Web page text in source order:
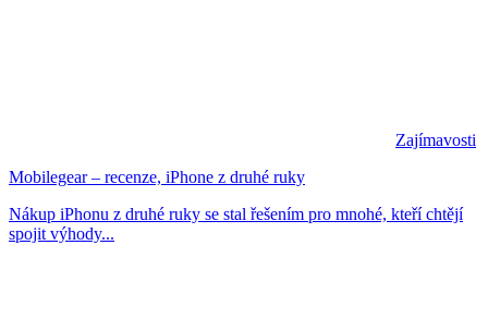
Zajímavosti
Mobilegear – recenze, iPhone z druhé ruky
Nákup iPhonu z druhé ruky se stal řešením pro mnohé, kteří chtějí
spojit výhody...